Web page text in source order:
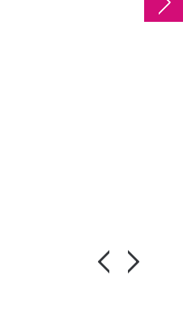
Chlapi, moc
Honza Pánka,